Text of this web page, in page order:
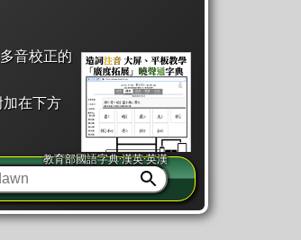
音校正的
加在下方
「同注音」或「同筆畫」。
續查詢」此字詞的解釋，不
教育部國語字典·漢英·英漢